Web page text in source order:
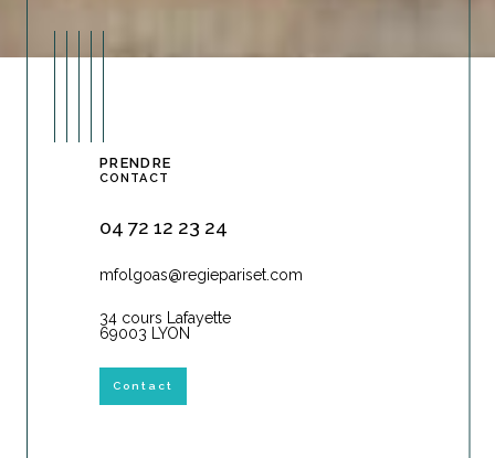
PRENDRE
CONTACT
04 72 12 23 24
mfolgoas@regiepariset.com
34 cours Lafayette
69003 LYON
Contact